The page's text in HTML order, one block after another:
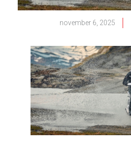
november 6, 2025